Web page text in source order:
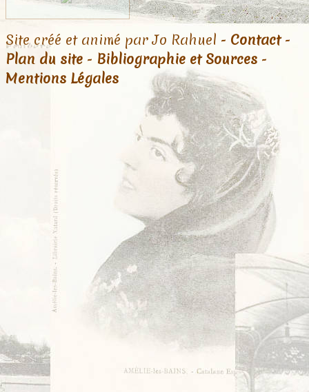
Site créé et animé par Jo Rahuel - Contact-
Plan du site - Bibliographie et Sources -
Mentions Légales